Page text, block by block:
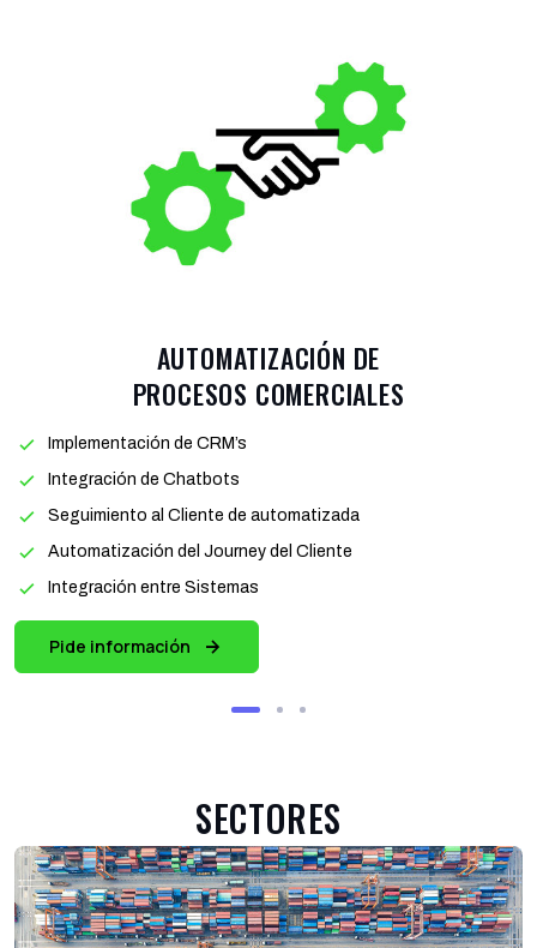
AUTOMATIZACIÓN DE
PROCESOS COMERCIALES
Implementación de CRM’s
Integración de Chatbots
Seguimiento al Cliente de automatizada
Automatización del Journey del Cliente
Integración entre Sistemas
Pide información
SECTORES